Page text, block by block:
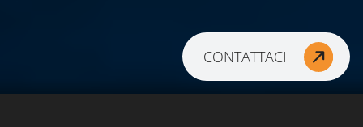
CONTATTACI